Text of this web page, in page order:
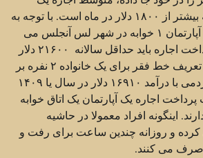
آپارتمان یک اتاق خوابه بیشتر از ۱۸۰۰ دلار در ماه است. با توجه به
متوسط نرخ اجاره یک آپارتمان ۱ خوابه در شهر لس آنجلس می
بینید که فقط برای پرداخت اجاره باید حداقل سالانه ۲۱۶۰۰ دلار
هزینه کرد. حالا اگر به تعریف خط فقر برای یک خانواده ۲ نفره بر
گردیم می بینیم که مردمی با درآمد ۱۶۹۱۰ دلار در سال یا ۱۴۰۹
اجاره یک آپارتمان یک اتاق خوابه
اینگونه افراد معمولا در حاشیه
و روزانه چندین ساعت برای رفت و
صرف می کنند.